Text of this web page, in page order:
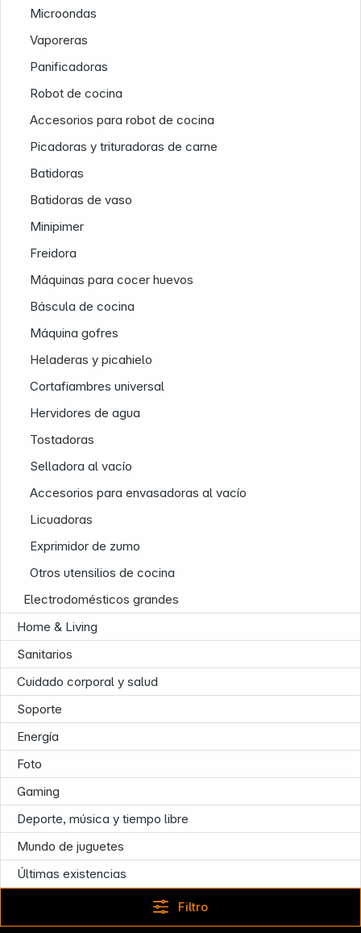
Microondas
Vaporeras
Panificadoras
Robot de cocina
Accesorios para robot de cocina
Picadoras y trituradoras de carne
Batidoras
Batidoras de vaso
Minipimer
Freidora
Máquinas para cocer huevos
Báscula de cocina
Máquina gofres
Heladeras y picahielo
Cortafiambres universal
Hervidores de agua
Tostadoras
Selladora al vacío
Accesorios para envasadoras al vacío
Licuadoras
Exprimidor de zumo
Otros utensilios de cocina
Electrodomésticos grandes
Home & Living
Sanitarios
Cuidado corporal y salud
Soporte
Energía
Foto
Gaming
Deporte, música y tiempo libre
Mundo de juguetes
Últimas existencias
Filtro
Nuestra empresa
Infoterminal